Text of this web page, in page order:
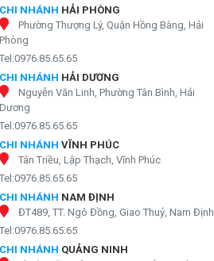
độ pH và tạo vị ngọt tự
sót sau RO, đồng thời
nước uống trực tiếp của
và đáp ứng tiêu chuẩn
CHI NHÁNH HẢI PHÒNG
Phường Thượng Lý, Quận Hồng Bàng, Hải
Phòng
Tel:0976.85.65.65
CHI NHÁNH HẢI DƯƠNG
Nguyễn Văn Linh, Phường Tân Bình, Hải
Dương
Tel:0976.85.65.65
CHI NHÁNH VĨNH PHÚC
Tân Triều, Lập Thạch, Vĩnh Phúc
Tel:0976.85.65.65
CHI NHÁNH NAM ĐỊNH
ĐT489, TT. Ngô Đồng, Giao Thuỷ, Nam Định
Tel:0976.85.65.65
CHI NHÁNH QUẢNG NINH